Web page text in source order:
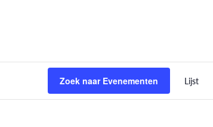
Zoek naar Evenementen Lijst